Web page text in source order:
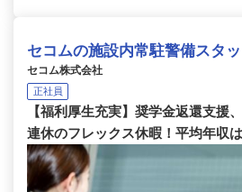
セコムの施設内常駐警備スタ
セコム株式会社
正社員
【福利厚生充実】奨学金返還支援
連休のフレックス休暇！平均年収は